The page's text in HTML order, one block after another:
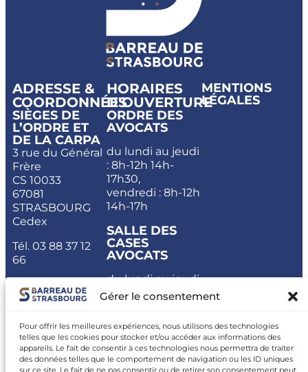
Gérer le consentement
Pour offrir les meilleures expériences, nous utilisons des technologies
telles que les cookies pour stocker et/ou accéder aux informations des
appareils. Le fait de consentir à ces technologies nous permettra de traiter
des données telles que le comportement de navigation ou les ID uniques
sur ce site. Le fait de ne pas consentir ou de retirer son consentement peut
ADRESSE &
COORDONNÉES
SIÈGES DE
L’ORDRE ET
DE LA CARPA
3 rue du Général
Frère
CS 10033
67081
STRASBOURG
Cedex
Tél. 03 88 37 12
66
HORAIRES
D'OUVERTURE
ORDRE DES
AVOCATS
du lundi au jeudi
: 8h-12h 14h-
17h30,
vendredi : 8h-12h
14h-17h
SALLE DES
CASES
AVOCATS
du lundi au jeudi
: 8h-17h30,
CARPA
du lundi au
vendredi : 11h-
MENTIONS
LÉGALES